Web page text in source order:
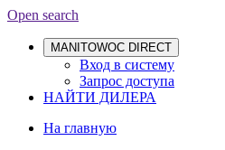
Open search
MANITOWOC DIRECT
Вход в систему
Запрос доступа
НАЙТИ ДИЛЕРА
На главную